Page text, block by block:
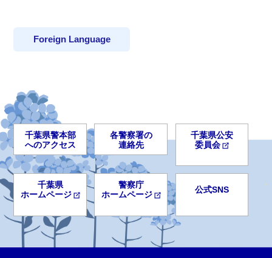
Foreign Language
千葉県警本部
へのアクセス
各警察署の
連絡先
千葉県公安
委員会
千葉県
ホームページ
警察庁
ホームページ
公式SNS